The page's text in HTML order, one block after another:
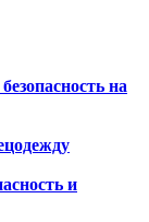
на
и